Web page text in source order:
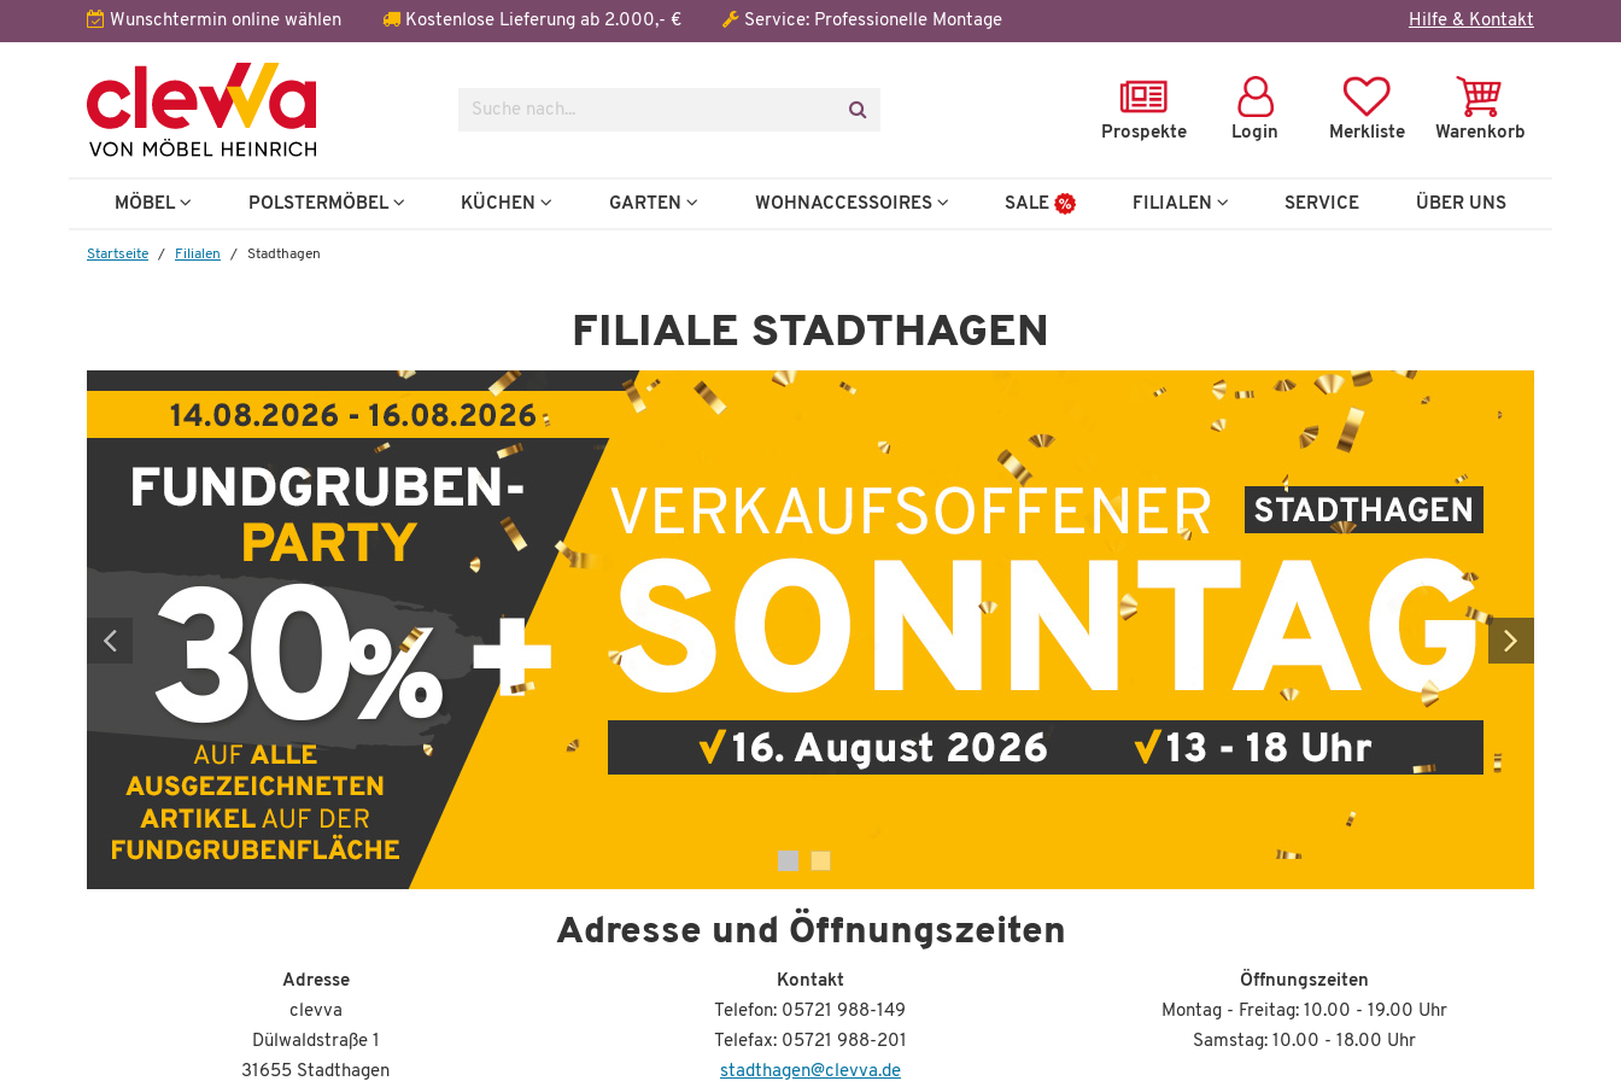
Wunschtermin online wählen Kostenlose Lieferung ab 2.000,- € Service: Professionelle Montage Hilfe & Kontakt
Suche
Prospekte Login Merkliste Warenkorb
MÖBEL POLSTERMÖBEL KÜCHEN GARTEN WOHNACCESSOIRES SALE FILIALEN SERVICE ÜBER UNS
Startseite Filialen Stadthagen
FILIALE STADTHAGEN
Adresse und Öffnungszeiten
Adresse
clevva
Dülwaldstraße 1
31655 Stadthagen
Kontakt
Telefon: 05721 988-149
Telefax: 05721 988-201
stadthagen@clevva.de
Öffnungszeiten
Montag - Freitag: 10.00 - 19.00 Uhr
Samstag: 10.00 - 18.00 Uhr